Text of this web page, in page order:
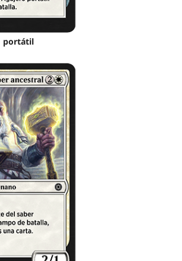
portátil